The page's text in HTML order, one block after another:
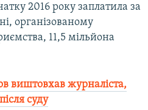
2016 року заплатила за
організованому
11,5 мільйона
виштовхав журналіста,
суду